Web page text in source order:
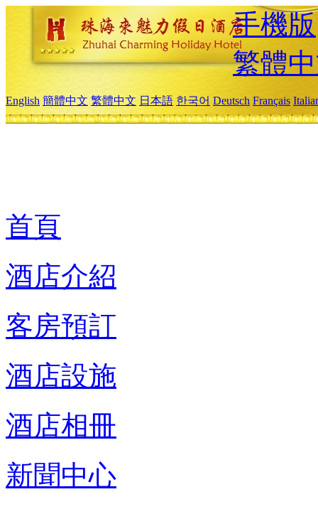
手機版
繁體
English 簡體中文 繁體中文 日本語 한국어 Deutsch Français
首頁
酒店介紹
客房預訂
酒店設施
酒店相冊
新聞中心